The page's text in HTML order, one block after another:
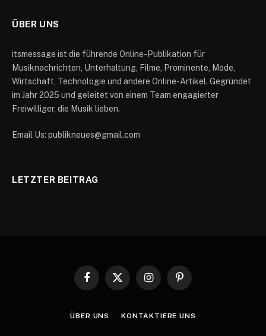
ÜBER UNS
itsmessage ist die führende Online-Publikation für
Musiknachrichten, Unterhaltung, Filme, Prominente, Mode,
Wirtschaft, Technologie und andere Online-Artikel. Gegründet
im Jahr 2025 und geleitet von einem Team engagierter
Freiwilliger, die Musik lieben.
Email Us: publikneues@gmail.com
LETZTER BEITRAG
Facebook
X
InstagramPinterest
ÜBER UNS KONTAKTIERE UNS